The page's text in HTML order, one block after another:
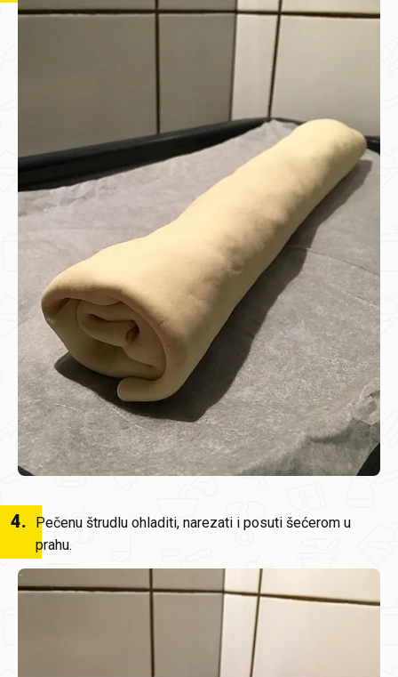
4.
Pečenu štrudlu ohladiti, narezati i posuti šećerom u
prahu.